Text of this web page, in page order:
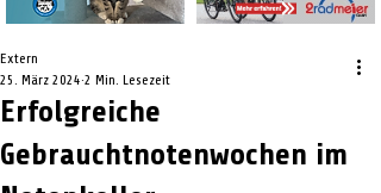
Erfolgreiche
Gebrauchtnotenwochen im
Extern
25. März 2024 2 Min. Lesezeit